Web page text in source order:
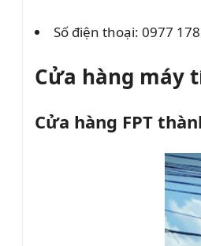
Số điện thoại: 0977
Cửa hàng máy
Cửa hàng FPT